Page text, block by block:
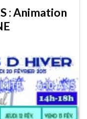
: Animation